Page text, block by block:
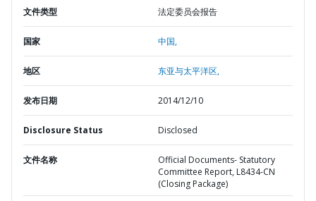
文件类型 法定委员会报告
国家 中国,
地区 东亚与太平洋区,
发布日期 2014/12/10
Disclosure Status Disclosed
文件名称
Official Documents- Statutory
Committee Report, L8434-CN
(Closing Package)